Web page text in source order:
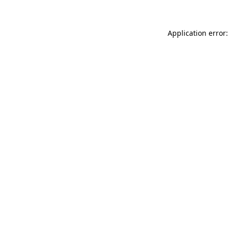
Application